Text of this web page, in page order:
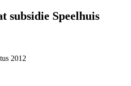
subsidie Speelhuis
2012